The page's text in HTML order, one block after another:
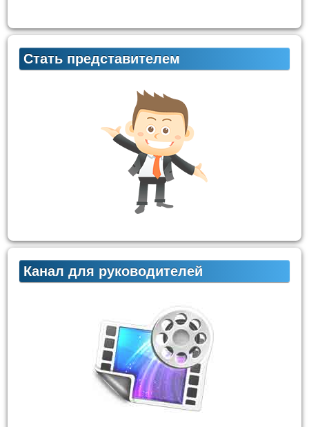
Стать представителем
Канал для руководителей